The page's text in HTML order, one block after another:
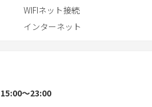
WIFIネット接続
インターネット
15:00〜23:00